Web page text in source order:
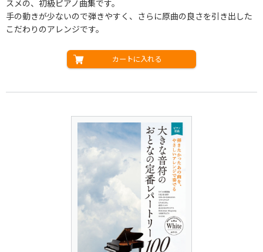
スメの、初級ピアノ曲集です。
手の動きが少ないので弾きやすく、さらに原曲の良さを引き出した
こだわりのアレンジです。
カートに入れる